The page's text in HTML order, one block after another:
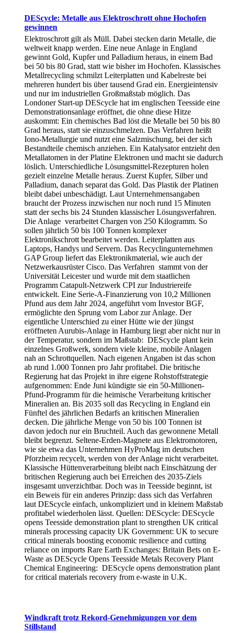
DEScycle: Metalle aus Elektroschrott ohne Hochofen
gewinnen
Elektroschrott gilt als Müll. Dabei stecken darin Metalle, die
weltweit knapp werden. Eine neue Anlage in England
gewinnt Gold, Kupfer und Palladium heraus, in einem Bad
bei 50 bis 80 Grad, statt wie bisher im Hochofen. Klassisches
Metallrecycling schmilzt Leiterplatten und Kabelreste bei
mehreren hundert bis über tausend Grad ein. Energieintensiv
und nur im industriellen Großmaßstab möglich. Das
Londoner Start-up DEScycle hat im englischen Teesside eine
Demonstrationsanlage eröffnet, die ohne diese Hitze
auskommt: Ein chemisches Bad löst die Metalle bei 50 bis 80
Grad heraus, statt sie einzuschmelzen. Das Verfahren heißt
Iono-Metallurgie und nutzt eine Salzmischung, bei der sich
Bestandteile chemisch anziehen. Ein Katalysator entzieht den
Metallatomen in der Platine Elektronen und macht sie dadurch
löslich. Unterschiedliche Lösungsmittel-Rezepturen holen
gezielt einzelne Metalle heraus. Zuerst Kupfer, Silber und
Palladium, danach separat das Gold. Das Plastik der Platinen
bleibt dabei unbeschädigt. Laut Unternehmensangaben
braucht der Prozess inzwischen nur noch rund 15 Minuten
statt der sechs bis 24 Stunden klassischer Lösungsverfahren.
Die Anlage verarbeitet Chargen von 250 Kilogramm. So
sollen jährlich 50 bis 100 Tonnen komplexer
Elektronikschrott bearbeitet werden. Leiterplatten aus
Laptops, Handys und Servern. Das Recyclingunternehmen
GAP Group liefert das Elektronikmaterial, wie auch der
Netzwerkausrüster Cisco. Das Verfahren stammt von der
Universität Leicester und wurde mit dem staatlichen
Programm Catapult-Netzwerk CPI zur Industriereife
entwickelt. Eine Serie-A-Finanzierung von 10,2 Millionen
Pfund aus dem Jahr 2024, angeführt vom Investor BGF,
ermöglichte den Sprung vom Labor zur Anlage. Der
eigentliche Unterschied zu einer Hütte wie der jüngst
eröffneten Aurubis-Anlage in Hamburg liegt aber nicht nur in
der Temperatur, sondern im Maßstab: DEScycle plant kein
einzelnes Großwerk, sondern viele kleine, mobile Anlagen
nah an Schrottquellen. Nach eigenen Angaben ist das schon
ab rund 1.000 Tonnen pro Jahr profitabel. Die britische
Regierung hat das Projekt in ihre eigene Rohstoffstrategie
aufgenommen: Ende Juni kündigte sie ein 50-Millionen-
Pfund-Programm für die heimische Verarbeitung kritischer
Mineralien an. Bis 2035 soll das Recycling in England ein
Fünftel des jährlichen Bedarfs an kritischen Mineralien
decken. Die jährliche Menge von 50 bis 100 Tonnen ist
davon jedoch nur ein Bruchteil. Auch das gewonnene Metall
bleibt begrenzt. Seltene-Erden-Magnete aus Elektromotoren,
wie sie etwa das Unternehmen HyProMag im deutschen
Pforzheim recycelt, werden von der Anlage nicht verarbeitet.
Klassische Hüttenverarbeitung bleibt nach Einschätzung der
britischen Regierung auch bei Erreichen des 2035-Ziels
insgesamt unverzichtbar. Doch was in Teesside beginnt, ist
ein Beweis für ein anderes Prinzip: dass sich das Verfahren
laut DEScycle einfach, unkompliziert und in kleinem Maßstab
profitabel wiederholen lässt. Quellen: DEScycle: DEScycle
opens Teesside demonstration plant to strengthen UK critical
minerals processing capacity UK Government: UK to secure
critical minerals boosting economic resilience and cutting
reliance on imports Rare Earth Exchanges: Britain Bets on E-
Waste as DEScycle Opens Teesside Metals Recovery Plant
Chemical Engineering: DEScycle opens demonstration plant
for critical materials recovery from e-waste in U.K.
Windkraft trotz Rekord-Genehmigungen vor dem
Stillstand